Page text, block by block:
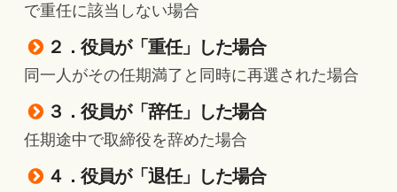
で重任に該当しない場合
２．役員が「重任」した場合
同一人がその任期満了と同時に再選された場合
３．役員が「辞任」した場合
任期途中で取締役を辞めた場合
４．役員が「退任」した場合